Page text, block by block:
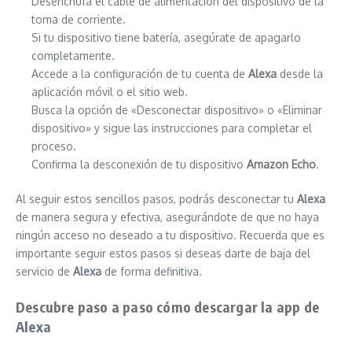
toma de corriente.
Si tu dispositivo tiene batería, asegúrate de apagarlo
completamente.
Accede a la configuración de tu cuenta de Alexa desde la
aplicación móvil o el sitio web.
Busca la opción de «Desconectar dispositivo» o «Eliminar
dispositivo» y sigue las instrucciones para completar el
proceso.
Confirma la desconexión de tu dispositivo Amazon Echo.
Al seguir estos sencillos pasos, podrás desconectar tu Alexa
de manera segura y efectiva, asegurándote de que no haya
ningún acceso no deseado a tu dispositivo. Recuerda que es
importante seguir estos pasos si deseas darte de baja del
servicio de Alexa de forma definitiva.
Descubre paso a paso cómo descargar la app de
Alexa